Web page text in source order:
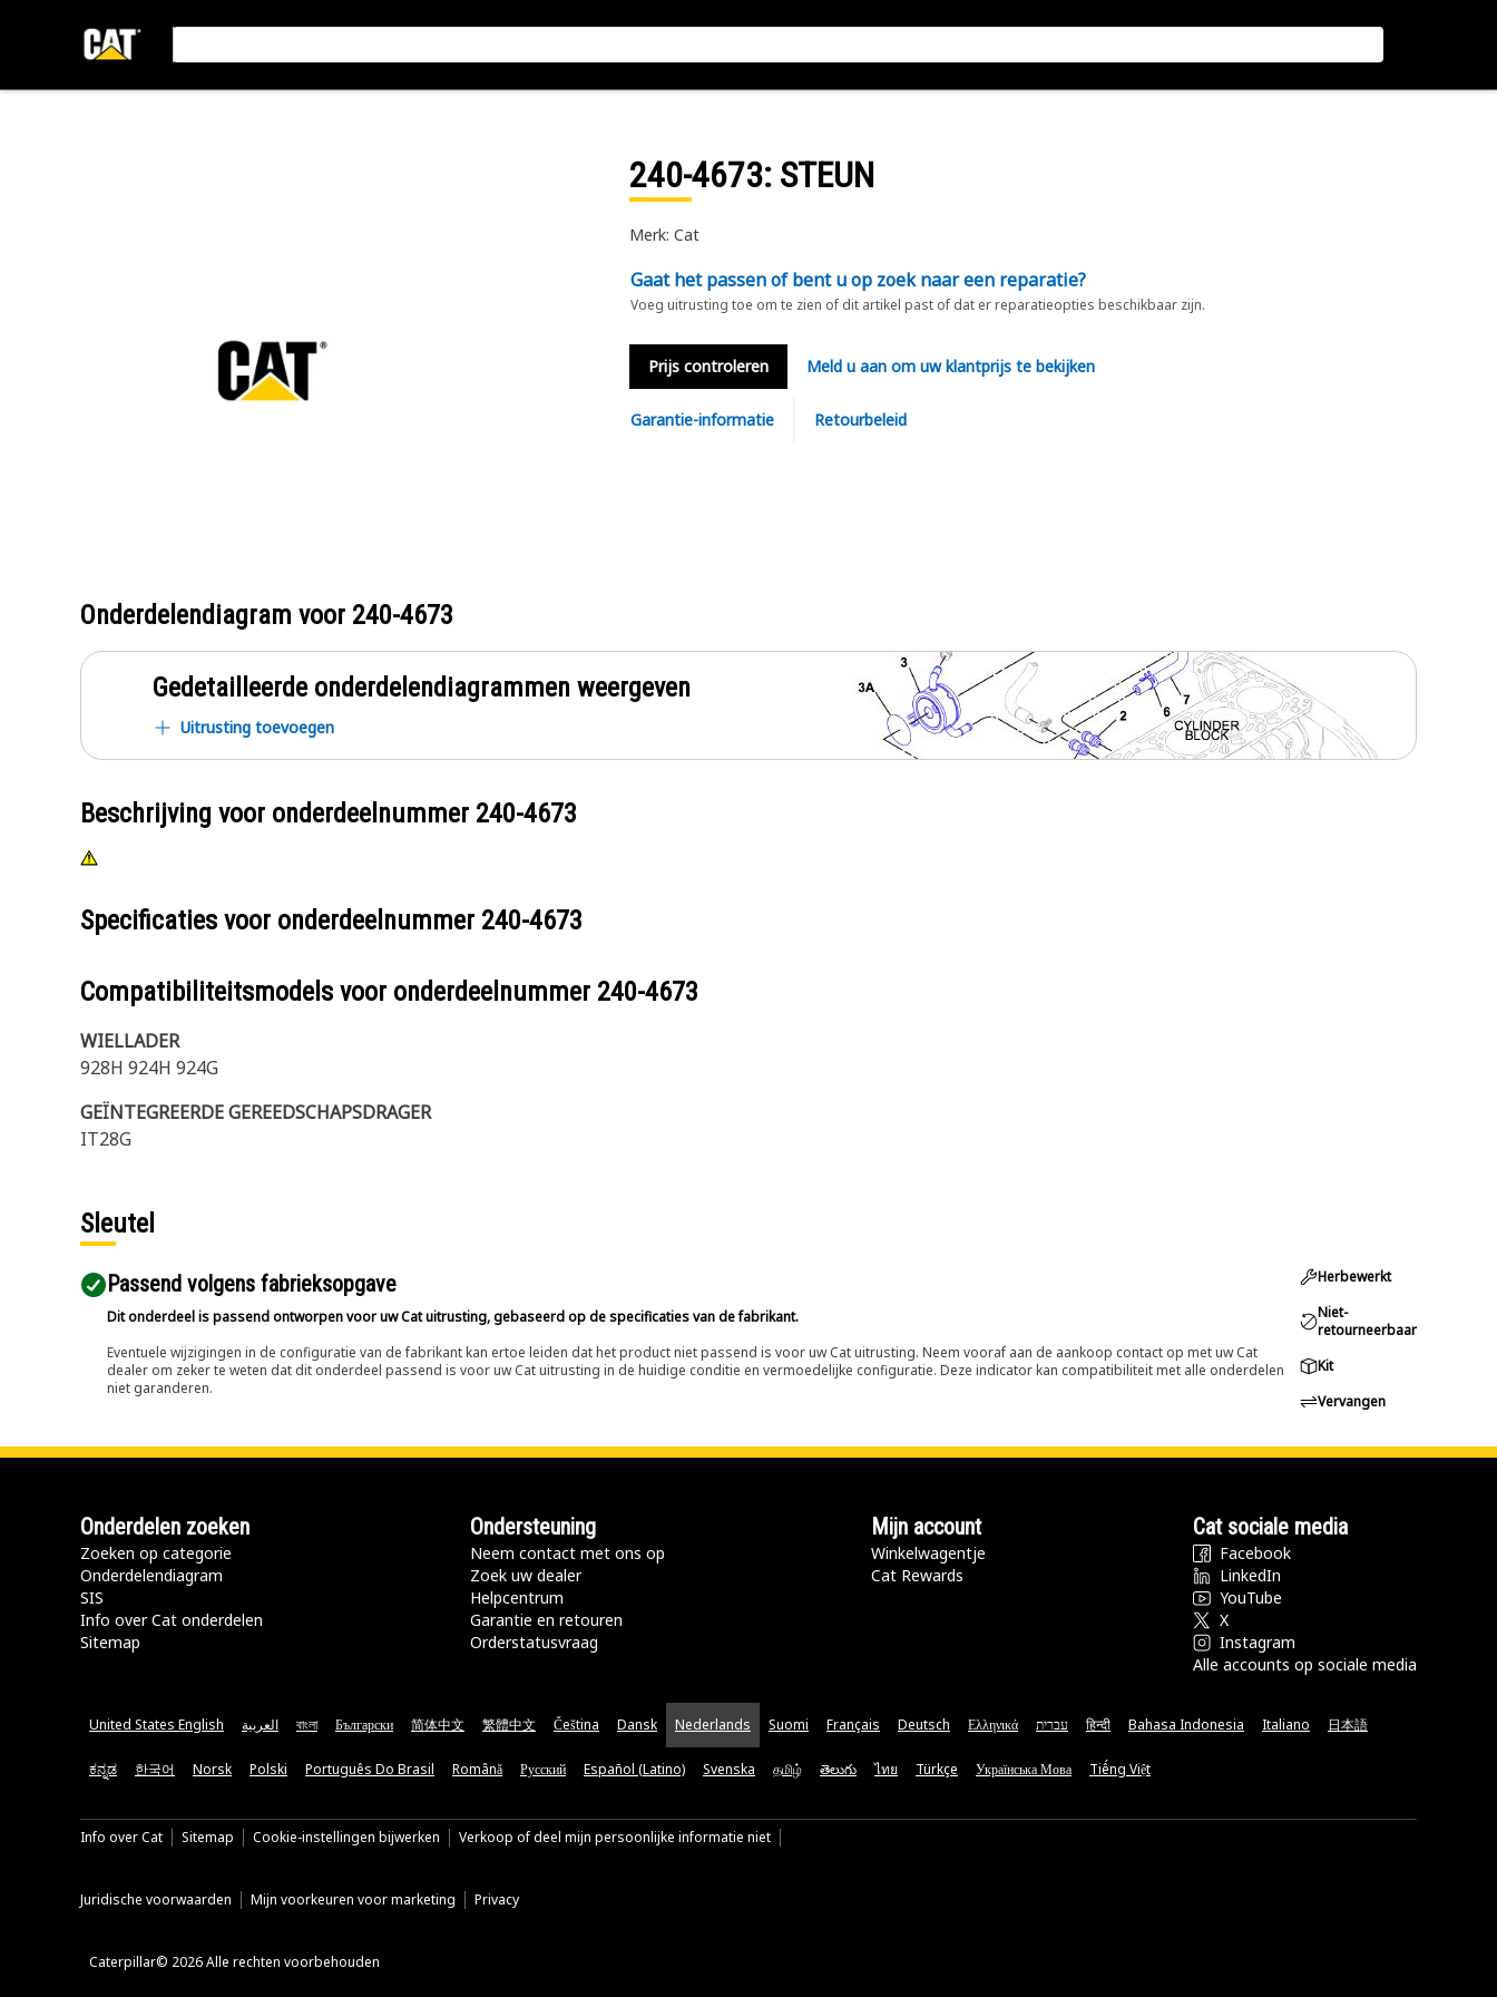
240-4673: STEUN
Merk: Cat
Gaat het passen of bent u op zoek naar een reparatie?
Voeg uitrusting toe om te zien of dit artikel past of dat er reparatieopties beschikbaar zijn.
Prijs controleren Meld u aan om uw klantprijs te bekijken
Garantie-informatie Retourbeleid
Onderdelendiagram voor 240-4673
Gedetailleerde onderdelendiagrammen weergeven
Uitrusting toevoegen
Beschrijving voor onderdeelnummer 240-4673
Specificaties voor onderdeelnummer 240-4673
Compatibiliteitsmodels voor onderdeelnummer 240-4673
WIELLADER
928H 924H 924G
GEÏNTEGREERDE GEREEDSCHAPSDRAGER
IT28G
Sleutel
Passend volgens fabrieksopgave
Dit onderdeel is passend ontworpen voor uw Cat uitrusting, gebaseerd op de specificaties van de fabrikant.
Eventuele wijzigingen in de configuratie van de fabrikant kan ertoe leiden dat het product niet passend is voor uw Cat uitrusting. Neem vooraf aan de aankoop contact op met uw Cat
dealer om zeker te weten dat dit onderdeel passend is voor uw Cat uitrusting in de huidige conditie en vermoedelijke configuratie. Deze indicator kan compatibiliteit met alle onderdelen
niet garanderen.
Herbewerkt
Niet-
retourneerbaar
Kit
Vervangen
Onderdelen zoeken
Zoeken op categorie
Onderdelendiagram
SIS
Info over Cat onderdelen
Sitemap
Ondersteuning
Neem contact met ons op
Zoek uw dealer
Helpcentrum
Garantie en retouren
Orderstatusvraag
Mijn account
Winkelwagentje
Cat Rewards
Cat sociale media
Facebook
LinkedIn
YouTube
X
Instagram
Alle accounts op sociale media
United States English العربية বাংলা Български 简体中文 繁體中文 Čeština Dansk Nederlands Suomi Français Deutsch Ελληνικά עברית हिन्दी Bahasa Indonesia Italiano 日本語
ಕನ್ನಡ 한국어 Norsk Polski Português Do Brasil Română Русский Español (Latino) Svenska தமிழ் తెలుగు ไทย Türkçe Українська Мова Tiếng Việt
Info over Cat Sitemap Cookie-instellingen bijwerken Verkoop of deel mijn persoonlijke informatie niet
Juridische voorwaarden Mijn voorkeuren voor marketing Privacy
Caterpillar© 2026 Alle rechten voorbehouden